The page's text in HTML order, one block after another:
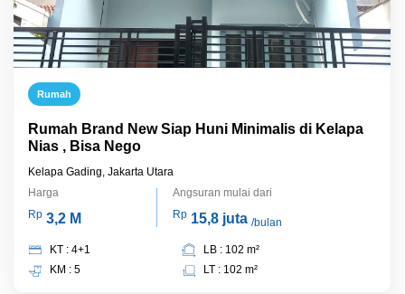
Rumah
Rumah Brand New Siap Huni Minimalis di Kelapa
Nias , Bisa Nego
Kelapa Gading, Jakarta Utara
Harga
Rp 3,2 M
Angsuran mulai dari
Rp 15,8 juta /bulan
KT : 4+1
KM : 5
LB : 102 m²
LT : 102 m²